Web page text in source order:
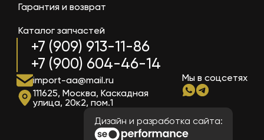
+7 (909) 913-11-86
+7 (900) 604-46-14
Гарантия и возврат
Каталог запчастей
import-aa@mail.ru
111625, Москва, Каскадная
улица, 20к2, пом.1
Мы в соцсетях
Дизайн и разработка сайта: